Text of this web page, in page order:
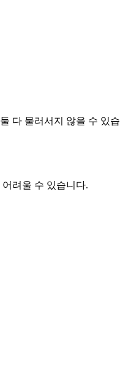
다 물러서지 않을 수 있습
려울 수 있습니다.